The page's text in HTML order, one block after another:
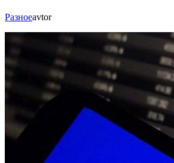
Разноеavtor